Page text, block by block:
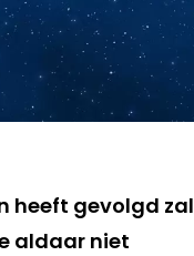
heeft gevolgd zal
aldaar niet